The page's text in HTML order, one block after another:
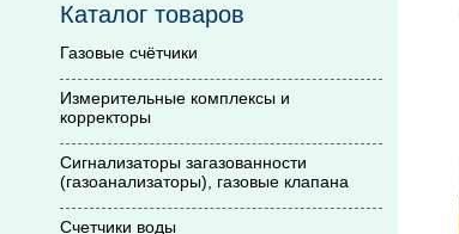
Каталог товаров
Газовые счётчики
Измерительные комплексы и
корректоры
Сигнализаторы загазованности
(газоанализаторы), газовые клапана
Счетчики воды